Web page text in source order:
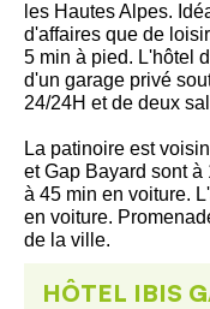
les Hautes Alpes.
d'affaires que de
5 min à pied. L'hôtel
d'un garage privé
24/24H et de deux
La patinoire est
et Gap Bayard sont
à 45 min en voiture.
en voiture.
de la ville.
HÔTEL IBIS